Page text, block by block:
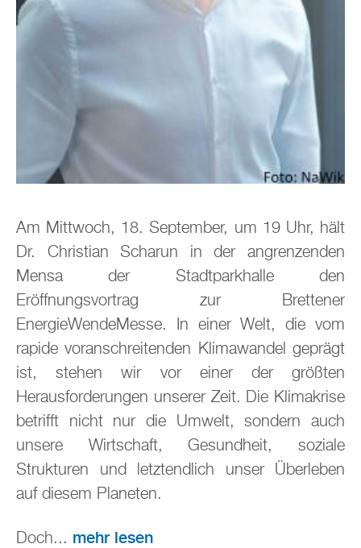
Am Mittwoch, 18. September, um 19 Uhr, hält
Dr. Christian Scharun in der angrenzenden
Mensa der Stadtparkhalle den
Eröffnungsvortrag zur Brettener
EnergieWendeMesse. In einer Welt, die vom
rapide voranschreitenden Klimawandel geprägt
ist, stehen wir vor einer der größten
Herausforderungen unserer Zeit. Die Klimakrise
betrifft nicht nur die Umwelt, sondern auch
unsere Wirtschaft, Gesundheit, soziale
Strukturen und letztendlich unser Überleben
auf diesem Planeten.
Doch... mehr lesen